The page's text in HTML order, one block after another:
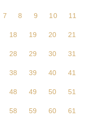
7 8 9 10 11
18 19 20 21
28 29 30 31
38 39 40 41
48 49 50 51
58 59 60 61